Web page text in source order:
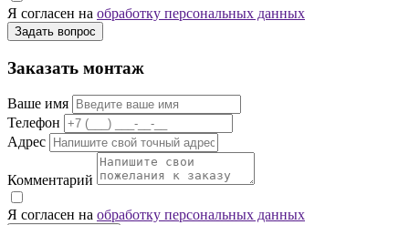
Я согласен на обработку персональных данных
Задать вопрос
Заказать монтаж
Ваше имя
Телефон
Адрес
Комментарий
Я согласен на обработку персональных данных